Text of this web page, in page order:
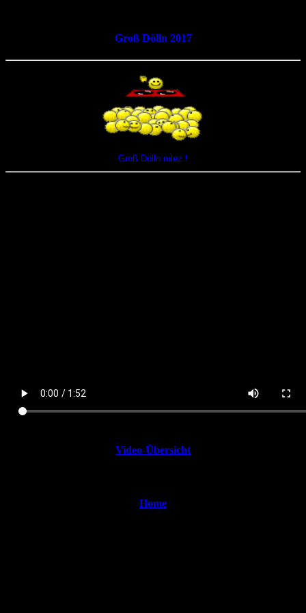
Groß Dölln 2017
Groß Dölln rulez !
Video-Übersicht
Home